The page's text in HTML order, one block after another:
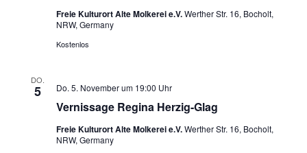
Freie Kulturort Alte Molkerei e.V.Werther Str. 16, Bocholt,
NRW, Germany
Kostenlos
DO.
5
Vernissage Regina Herzig-Glag
Do. 5. November um 19:00 Uhr
Freie Kulturort Alte Molkerei e.V.Werther Str. 16, Bocholt,
NRW, Germany